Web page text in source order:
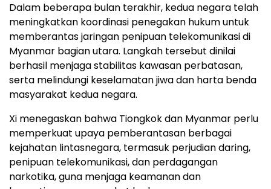
Dalam beberapa bulan terakhir, kedua negara telah
meningkatkan koordinasi penegakan hukum untuk
memberantas jaringan penipuan telekomunikasi di
Myanmar bagian utara. Langkah tersebut dinilai
berhasil menjaga stabilitas kawasan perbatasan,
serta melindungi keselamatan jiwa dan harta benda
masyarakat kedua negara.
Xi menegaskan bahwa Tiongkok dan Myanmar perlu
memperkuat upaya pemberantasan berbagai
kejahatan lintasnegara, termasuk perjudian daring,
penipuan telekomunikasi, dan perdagangan
narkotika, guna menjaga keamanan dan